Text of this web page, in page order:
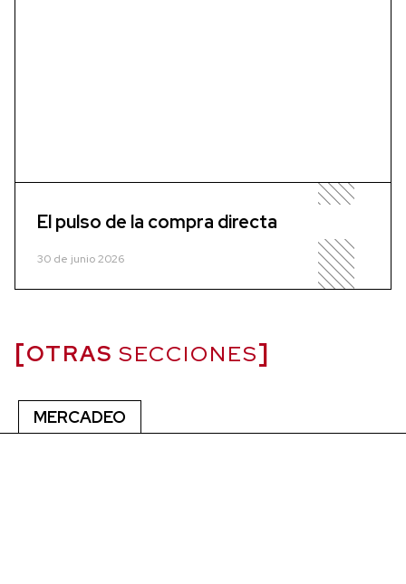
El pulso de la compra directa
30 de junio 2026
OTRAS SECCIONES
MERCADEO